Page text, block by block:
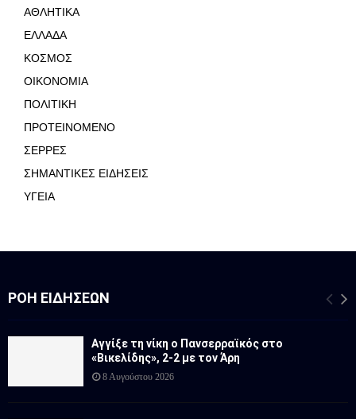
ΑΘΛΗΤΙΚΑ
ΕΛΛΑΔΑ
ΚΟΣΜΟΣ
ΟΙΚΟΝΟΜΙΑ
ΠΟΛΙΤΙΚΗ
ΠΡΟΤΕΙΝΟΜΕΝΟ
ΣΕΡΡΕΣ
ΣΗΜΑΝΤΙΚΕΣ ΕΙΔΗΣΕΙΣ
ΥΓΕΙΑ
ΡΟΉ ΕΙΔΉΣΕΩΝ
Αγγίξε τη νίκη ο Πανσερραϊκός στο
«Βικελίδης», 2-2 με τον Άρη
8 Αυγούστου 2026